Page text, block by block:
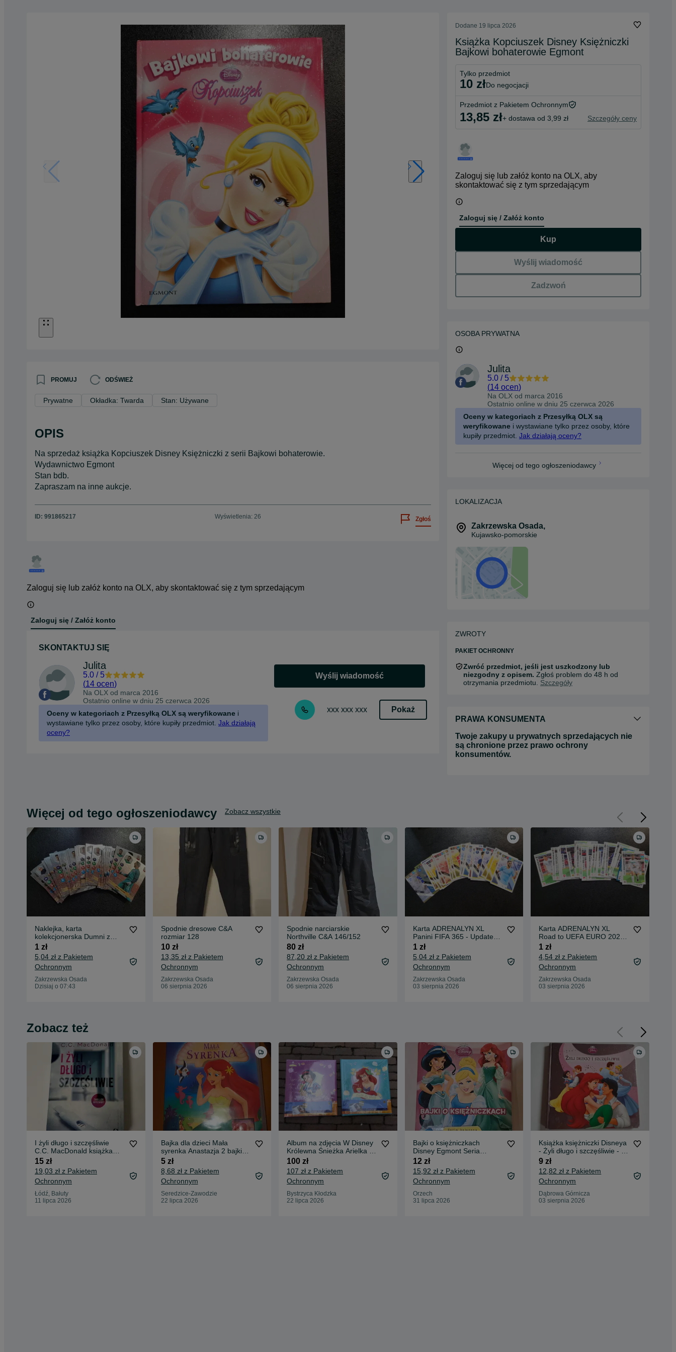
PROMUJ ODŚWIEŻ
Prywatne Okładka: Twarda Stan: Używane
OPIS
Na sprzedaż książka Kopciuszek Disney Księżniczki z serii Bajkowi bohaterowie.
Wydawnictwo Egmont
Stan bdb.
Zapraszam na inne aukcje.
ID: 991865217 Wyświetlenia: 26 Zgłoś
Zaloguj się lub załóż konto na OLX, aby skontaktować się z tym sprzedającym
Zaloguj się / Załóż konto
SKONTAKTUJ SIĘ
Julita
5.0 / 5
(14 ocen)
Na OLX od marca 2016
Ostatnio online w dniu 25 czerwca 2026
Oceny w kategoriach z Przesyłką OLX są weryfikowane i
wystawiane tylko przez osoby, które kupiły przedmiot. Jak działają
oceny?
Wyślij wiadomość
xxx xxx xxx Pokaż
Dodane 19 lipca 2026
Książka Kopciuszek Disney Księżniczki
Bajkowi bohaterowie Egmont
Tylko przedmiot
10 zł do negocjacji
Przedmiot z Pakietem Ochronnym
13,85 zł+ dostawa od 3,99 zł Szczegóły ceny
Zaloguj się lub załóż konto na OLX, aby
skontaktować się z tym sprzedającym
Zaloguj się / Załóż konto
Kup
Wyślij wiadomość
Zadzwoń
OSOBA PRYWATNA
Julita
5.0 / 5
(14 ocen)
Na OLX od marca 2016
Ostatnio online w dniu 25 czerwca 2026
Oceny w kategoriach z Przesyłką OLX są
weryfikowane i wystawiane tylko przez osoby, które
kupiły przedmiot. Jak działają oceny?
Więcej od tego ogłoszeniodawcy
LOKALIZACJA
Zakrzewska Osada,
Kujawsko-pomorskie
ZWROTY
PAKIET OCHRONNY
Zwróć przedmiot, jeśli jest uszkodzony lub
niezgodny z opisem. Zgłoś problem do 48 h od
otrzymania przedmiotu. Szczegóły
PRAWA KONSUMENTA
Twoje zakupy u prywatnych sprzedających nie
są chronione przez prawo ochrony
konsumentów.
Więcej od tego ogłoszeniodawcy Zobacz wszystkie
Naklejka, karta
kolekcjonerska Dumni z
naszych Biedronka
1 zł
5,04 zł z Pakietem
Ochronnym
Zakrzewska Osada
Dzisiaj o 07:43
Spodnie dresowe C&A
rozmiar 128
10 zł
13,35 zł z Pakietem
Ochronnym
Zakrzewska Osada
06 sierpnia 2026
Spodnie narciarskie
Northville C&A 146/152
80 zł
87,20 zł z Pakietem
Ochronnym
Zakrzewska Osada
06 sierpnia 2026
Karta ADRENALYN XL
Panini FIFA 365 - Update
Edition 2019
1 zł
5,04 zł z Pakietem
Ochronnym
Zakrzewska Osada
03 sierpnia 2026
Karta ADRENALYN XL
Road to UEFA EURO 2020
Panini
1 zł
4,54 zł z Pakietem
Ochronnym
Zakrzewska Osada
03 sierpnia 2026
Zobacz też
I żyli długo i szczęśliwie
C.C. MacDonald książka
thriller obyczajowy
15 zł
19,03 zł z Pakietem
Ochronnym
Łódź, Bałuty
11 lipca 2026
Bajka dla dzieci Mała
syrenka Anastazja 2 bajki
DVD
5 zł
8,68 zł z Pakietem
Ochronnym
Seredzice-Zawodzie
22 lipca 2026
Album na zdjęcia W Disney
Królewna Śnieżka Arielka z
Małej Syrenki
100 zł
107 zł z Pakietem
Ochronnym
Bystrzyca Kłodzka
22 lipca 2026
Bajki o księżniczkach
Disney Egmont Seria
bajeczna
12 zł
15,92 zł z Pakietem
Ochronnym
Orzech
31 lipca 2026
Książka księżniczki Disneya
- Żyli długo i szczęśliwie - 5
bajek
9 zł
12,82 zł z Pakietem
Ochronnym
Dąbrowa Górnicza
03 sierpnia 2026